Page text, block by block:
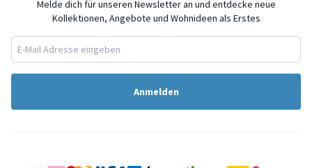
Melde dich für unseren Newsletter an und entdecke neue
Kollektionen, Angebote und Wohnideen als Erstes
Anmelden